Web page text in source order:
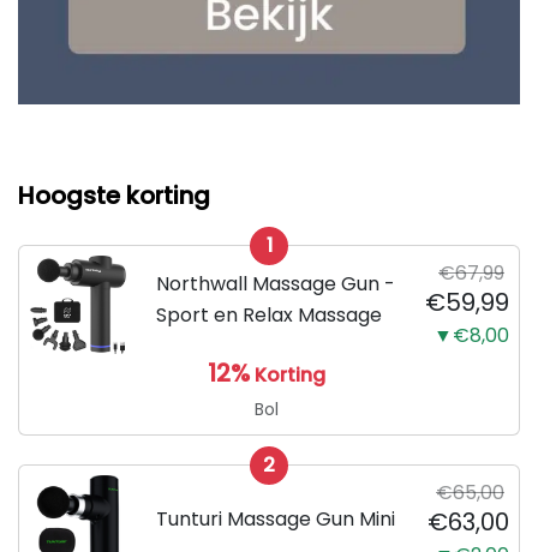
Hoogste korting
1
Northwall Massage Gun -
Sport en Relax Massage
€67,99
€59,99
▼€8,00
12% Korting
Bol
2
Tunturi Massage Gun Mini
€65,00
€63,00